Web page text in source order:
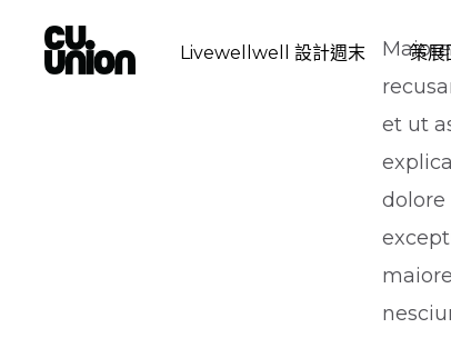
Livewellwell 設計週末 策展
et ut